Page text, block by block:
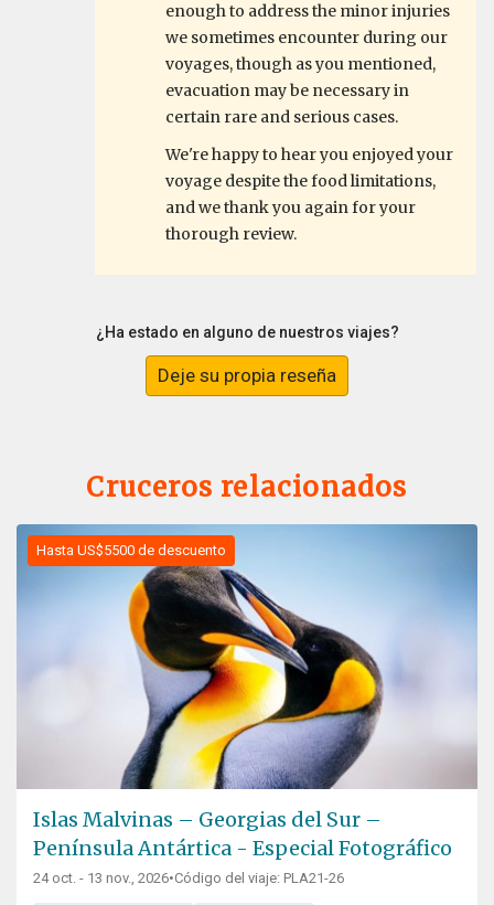
enough to address the minor injuries
we sometimes encounter during our
voyages, though as you mentioned,
evacuation may be necessary in
certain rare and serious cases.
We're happy to hear you enjoyed your
voyage despite the food limitations,
and we thank you again for your
thorough review.
¿Ha estado en alguno de nuestros viajes?
Deje su propia reseña
Cruceros relacionados
Hasta US$5500 de descuento
Islas Malvinas – Georgias del Sur –
Península Antártica - Especial Fotográfico
24 oct. - 13 nov., 2026•Código del viaje: PLA21-26